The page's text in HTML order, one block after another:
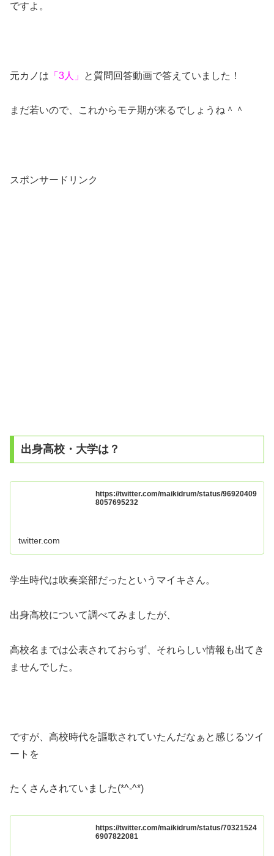
ですよ。
元カノは 「3人」 と質問回答動画で答えていました！
まだ若いので、これからモテ期が来るでしょうね＾＾
スポンサードリンク
出身高校・大学は？
https://twitter.com/maikidrum/status/96920409
8057695232
twitter.com
学生時代は吹奏楽部だったというマイキさん。
出身高校について調べてみましたが、
高校名までは公表されておらず、それらしい情報も出てき
ませんでした。
ですが、高校時代を謳歌されていたんだなぁと感じるツイ
ートを
たくさんされていました(*^-^*)
https://twitter.com/maikidrum/status/70321524
6907822081